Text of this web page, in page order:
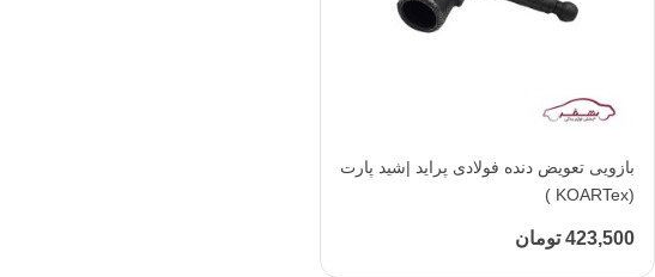
افزودن به محبوب‌ها
بازویی تعویض دنده فولادی پراید |شید پارت
(KOARTex )
423,500 تومان